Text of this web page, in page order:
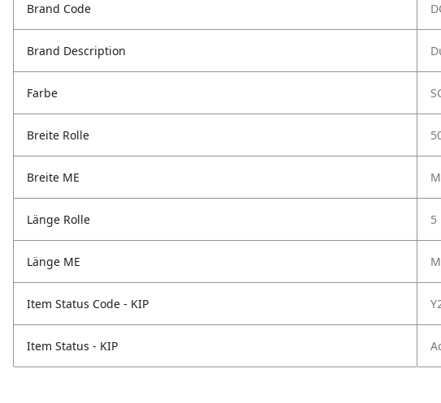
Brand Code
Brand Description
Farbe
Breite Rolle
Breite ME
Länge Rolle 5
Länge ME M
Item Status Code - KIP
Item Status - KIP